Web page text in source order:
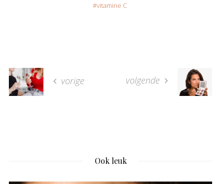
vitamine C
vorige volgende
Ook leuk